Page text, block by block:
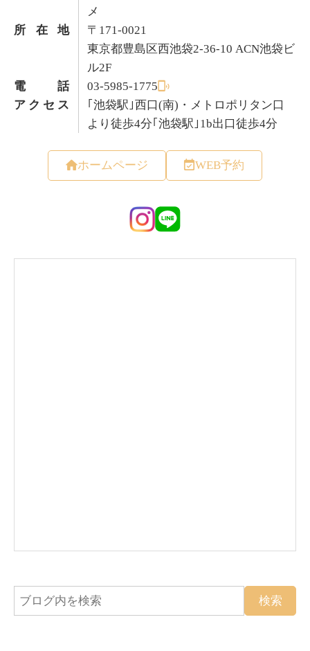
メ
所在地
〒171-0021
東京都豊島区西池袋2-36-10 ACN池袋ビ
ル2F
電話
03-5985-1775
アクセス
｢池袋駅｣西口(南)・メトロポリタン口
より徒歩4分｢池袋駅｣1b出口徒歩4分
ホームページ WEB予約